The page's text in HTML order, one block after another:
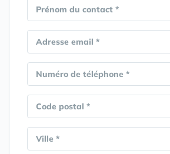
Prénom du contact *
Adresse email *
Numéro de téléphone *
Code postal *
Ville *